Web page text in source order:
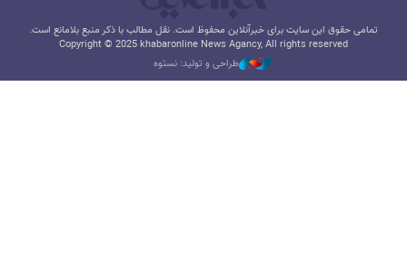
تمامی حقوق این سایت برای خبرآنلاین محفوظ است. نقل مطالب با ذکر منبع بلامانع است.
Copyright © 2025 khabaronline News Agancy, All rights reserved
طراحی و تولید: نستوه